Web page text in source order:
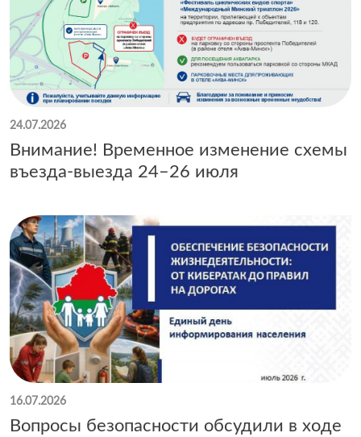
24.07.2026
Внимание! Временное изменение схемы
въезда-выезда 24–26 июля
16.07.2026
Вопросы безопасности обсудили в ходе